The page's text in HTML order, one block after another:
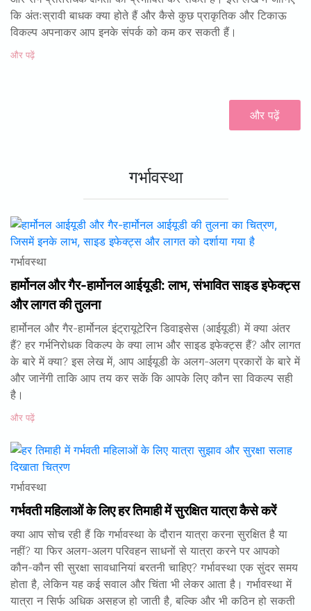
कि अंतःस्रावी बाधक क्या होते हैं और कैसे कुछ प्राकृतिक और टिकाऊ
विकल्प अपनाकर आप इनके संपर्क को कम कर सकती हैं।
और पढ़ें
और पढ़ें
गर्भावस्था
गर्भावस्था
हार्मोनल और गैर-हार्मोनल आईयूडी: लाभ, संभावित साइड इफेक्ट्स
और लागत की तुलना
हार्मोनल और गैर-हार्मोनल इंट्रायूटेरिन डिवाइसेस (आईयूडी) में क्या अंतर
हैं? हर गर्भनिरोधक विकल्प के क्या लाभ और साइड इफेक्ट्स हैं? और लागत
के बारे में क्या? इस लेख में, आप आईयूडी के अलग-अलग प्रकारों के बारे में
और जानेंगी ताकि आप तय कर सकें कि आपके लिए कौन सा विकल्प सही
है।
और पढ़ें
गर्भावस्था
गर्भवती महिलाओं के लिए हर तिमाही में सुरक्षित यात्रा कैसे करें
क्या आप सोच रही हैं कि गर्भावस्था के दौरान यात्रा करना सुरक्षित है या
नहीं? या फिर अलग-अलग परिवहन साधनों से यात्रा करने पर आपको
कौन-कौन सी सुरक्षा सावधानियां बरतनी चाहिए? गर्भावस्था एक सुंदर समय
होता है, लेकिन यह कई सवाल और चिंता भी लेकर आता है। गर्भावस्था में
यात्रा न सिर्फ अधिक असहज हो जाती है, बल्कि और भी कठिन हो सकती